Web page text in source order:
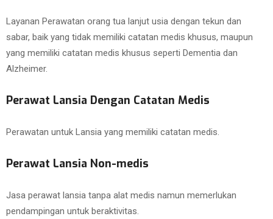
Layanan Perawatan orang tua lanjut usia dengan tekun dan
sabar, baik yang tidak memiliki catatan medis khusus, maupun
yang memiliki catatan medis khusus seperti Dementia dan
Alzheimer.
Perawat Lansia Dengan Catatan Medis
Perawatan untuk Lansia yang memiliki catatan medis.
Perawat Lansia Non-medis
Jasa perawat lansia tanpa alat medis namun memerlukan
pendampingan untuk beraktivitas.